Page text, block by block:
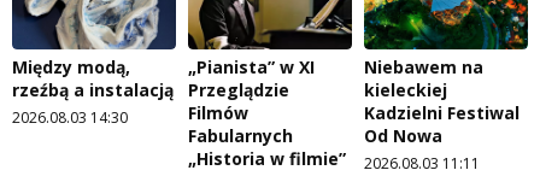
Między modą,
rzeźbą a instalacją
2026.08.03 14:30
„Pianista” w XI
Przeglądzie
Filmów
Fabularnych
„Historia w filmie”
Niebawem na
kieleckiej
Kadzielni Festiwal
Od Nowa
2026.08.03 11:11